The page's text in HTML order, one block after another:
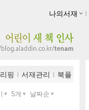
나의서재 ｌ
핑 ｌ 서재관리 ｌ 북플
5개 날짜순